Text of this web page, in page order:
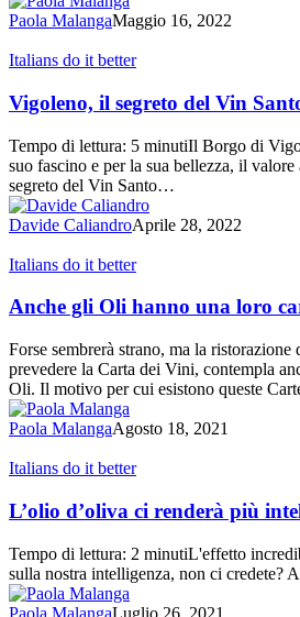
Paola MalangaMaggio 16, 2022
Vigoleno,
segreto
del
Vin
Santo
Italians do it better
Vigoleno, il segreto del Vin
Tempo di lettura: 5 minutiIl Borgo di
suo fascino e per la sua bellezza, il
segreto del Vin Santo…
Davide CaliandroAprile 28, 2022
Anche
Oli
una
loro
carta
Italians do it better
Anche gli Oli hanno una loro
Forse sembrerà strano, ma la ristorazione
prevedere la Carta dei Vini, contempla
Oli. Il motivo per cui esistono queste
Paola MalangaAgosto 18, 2021
L’olio
ci
renderà
più
intelligenti
Italians do it better
L’olio d’oliva ci renderà più
Tempo di lettura: 2 minutiL'effetto
sulla nostra intelligenza, non ci credete?
Paola MalangaLuglio 26, 2021